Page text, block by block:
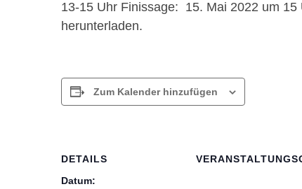
13-15 Uhr Finissage: 15. Mai 2022 um
herunterladen.
Zum Kalender hinzufügen
DETAILS
Datum: